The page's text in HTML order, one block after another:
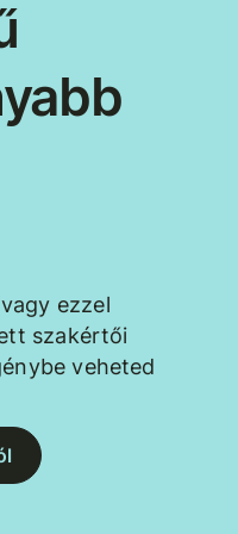
ezzel
szakértői
veheted